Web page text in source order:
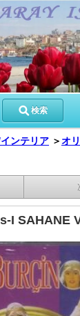
検索
ンテリア ＞オ
I SAHANE